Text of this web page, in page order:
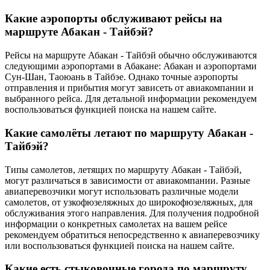
Какие аэропорты обслуживают рейсы на
маршруте Абакан - Тайбэй?
Рейсы на маршруте Абакан - Тайбэй обычно обслуживаются
следующими аэропортами в Абакане: Абакан и аэропортами
Сун-Шан, Таоюань в Тайбэе. Однако точные аэропорты
отправления и прибытия могут зависеть от авиакомпании и
выбранного рейса. Для детальной информации рекомендуем
воспользоваться функцией поиска на нашем сайте.
Какие самолёты летают по маршруту Абакан -
Тайбэй?
Типы самолетов, летящих по маршруту Абакан - Тайбэй,
могут различаться в зависимости от авиакомпании. Разные
авиаперевозчики могут использовать различные модели
самолетов, от узкофюзеляжных до широкофюзеляжных, для
обслуживания этого направления. Для получения подробной
информации о конкретных самолетах на вашем рейсе
рекомендуем обратиться непосредственно к авиаперевозчику
или воспользоваться функцией поиска на нашем сайте.